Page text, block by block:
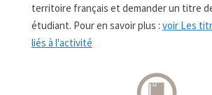
territoire français et demander un titre
étudiant. Pour en savoir plus : voir Les
liés à l'activité